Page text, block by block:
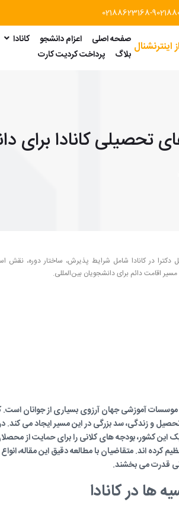
02188623168-9
اینترنشنال صفحه اصلی اعزام دانشجو کانادا
بلاگ
پرداخت کردیت کارت
تحصیلی کانادا برای
دکترا در کانادا شامل شرایط پذیرش، ساختار دوره، نقش
آموزشی جهان آرزوی بسیاری از جوانان است.
و زندگی، سد بزرگی در این مسیر ایجاد می کند.
این کشور، بودجه های کلانی را برای حمایت از
سال 1405 تنظیم کرده اند. متقاضیان با مطالعه دقیق این
قدرت می بخشند.
ها در کانادا